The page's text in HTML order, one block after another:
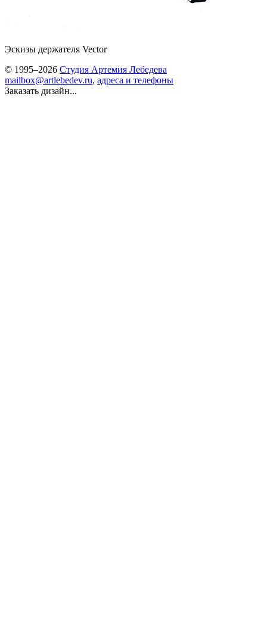
Эскизы держателя Vector
© 1995–2026 Студия Артемия Лебедева
mailbox@artlebedev.ru, адреса и телефоны
Заказать дизайн...